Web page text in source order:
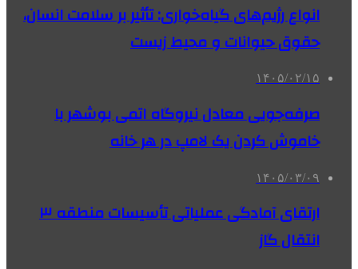
انواع رژیم‌های گیاه‌خواری: تأثیر بر سلامت انسان،
حقوق حیوانات و محیط زیست
۱۴۰۵/۰۲/۱۵
صرفه‌جویی معادل نیروگاه اتمی بوشهر با
خاموش کردن یک لامپ در هر خانه
۱۴۰۵/۰۳/۰۹
ارتقای آمادگی عملیاتی تأسیسات منطقه ۳
انتقال گاز